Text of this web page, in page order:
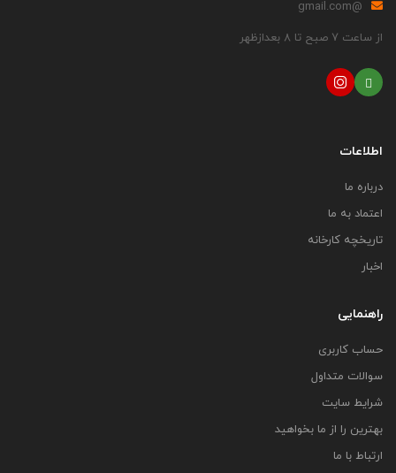
@gmail.com
از ساعت 7 صبح تا 8 بعدازظهر
اطلاعات
درباره ما
اعتماد به ما
تاریخچه کارخانه
اخبار
راهنمایی
حساب کاربری
سوالات متداول
شرایط سایت
بهترین را از ما بخواهید
ارتباط با ما